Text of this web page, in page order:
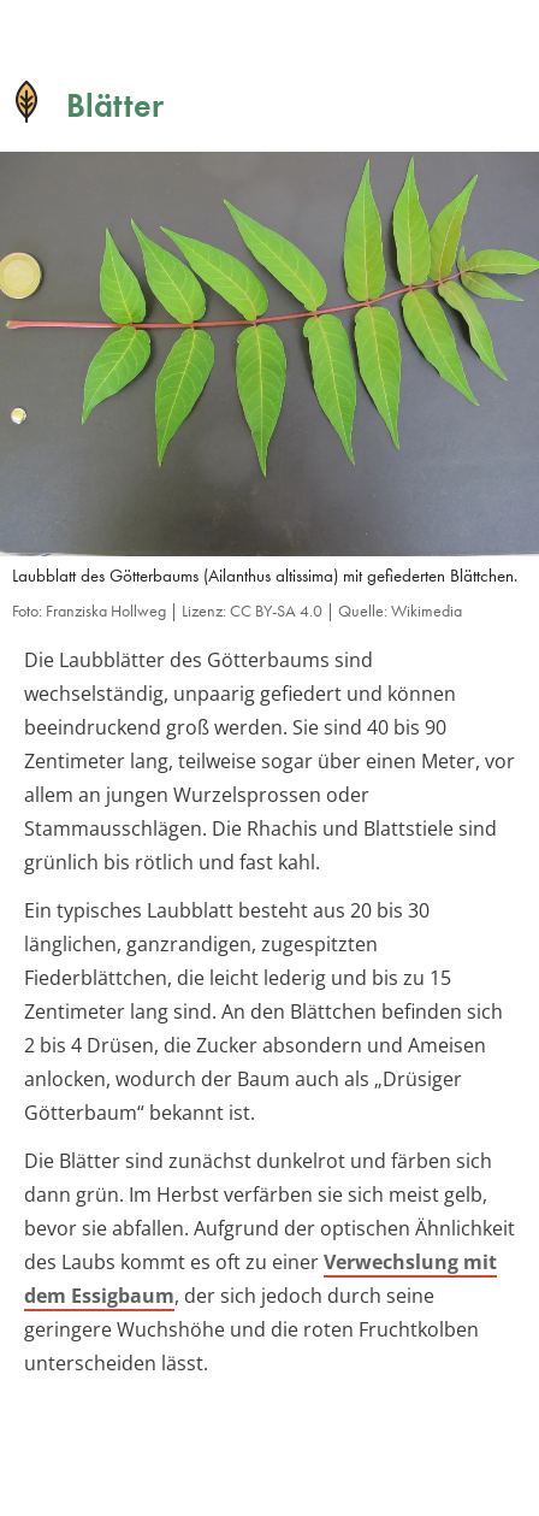
Blätter
Laubblatt des Götterbaums (Ailanthus altissima) mit gefiederten Blättchen.
Foto: Franziska Hollweg | Lizenz: CC BY-SA 4.0 | Quelle: Wikimedia
Die Laubblätter des Götterbaums sind
wechselständig, unpaarig gefiedert und können
beeindruckend groß werden. Sie sind 40 bis 90
Zentimeter lang, teilweise sogar über einen Meter, vor
allem an jungen Wurzelsprossen oder
Stammausschlägen. Die Rhachis und Blattstiele sind
grünlich bis rötlich und fast kahl.
Ein typisches Laubblatt besteht aus 20 bis 30
länglichen, ganzrandigen, zugespitzten
Fiederblättchen, die leicht lederig und bis zu 15
Zentimeter lang sind. An den Blättchen befinden sich
2 bis 4 Drüsen, die Zucker absondern und Ameisen
anlocken, wodurch der Baum auch als „Drüsiger
Götterbaum“ bekannt ist.
Die Blätter sind zunächst dunkelrot und färben sich
dann grün. Im Herbst verfärben sie sich meist gelb,
bevor sie abfallen. Aufgrund der optischen Ähnlichkeit
des Laubs kommt es oft zu einerVerwechslung mit
dem Essigbaum, der sich jedoch durch seine
geringere Wuchshöhe und die roten Fruchtkolben
unterscheiden lässt.